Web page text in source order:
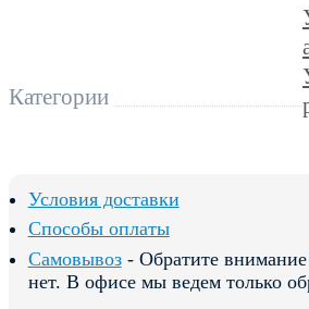
Категории
Условия доставки
Способы оплаты
Самовывоз- Обратите
нет. В офисе мы ведем только